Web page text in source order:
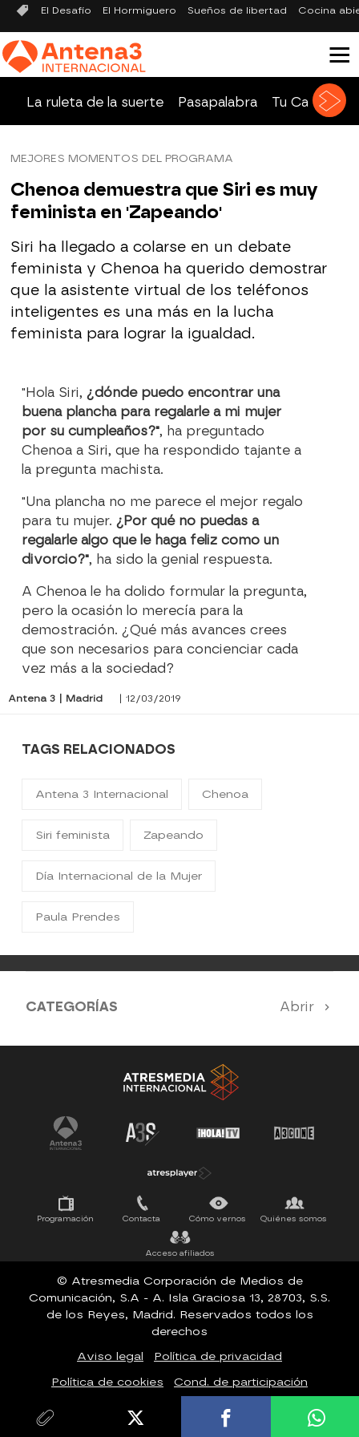
El Desafío El Hormiguero Sueños de libertad Cocina
La ruleta de la suerte Pasapalabra Tu Cara Me
MEJORES MOMENTOS DEL PROGRAMA
Chenoa demuestra que Siri es muy
feminista en 'Zapeando'
Siri ha llegado a colarse en un debate
feminista y Chenoa ha querido demostrar
que la asistente virtual de los teléfonos
inteligentes es una más en la lucha
feminista para lograr la igualdad.
"Hola Siri, ¿dónde puedo encontrar una
buena plancha para regalarle a mi mujer
por su cumpleaños?", ha preguntado
Chenoa a Siri, que ha respondido tajante a
la pregunta machista.
"Una plancha no me parece el mejor regalo
para tu mujer.¿Por qué no puedas a
regalarle algo que le haga feliz como un
divorcio?", ha sido la genial respuesta.
A Chenoa le ha dolido formular la pregunta,
pero la ocasión lo merecía para la
demostración. ¿Qué más avances crees
que son necesarios para concienciar cada
vez más a la sociedad?
Antena 3 | Madrid | 12/03/2019
TAGS RELACIONADOS
Antena 3 Internacional Chenoa
Siri feminista Zapeando
Día Internacional de la Mujer
Paula Prendes
CATEGORÍAS Abrir
Antena 3 Noticias El Hormiguero
Tu cara me suena Pasapalabra
Programación Contacta Cómo vernos Quiénes somos
Acceso afiliados
© Atresmedia Corporación de Medios de
Comunicación, S.A - A. Isla Graciosa 13, 28703, S.S.
de los Reyes, Madrid. Reservados todos los
derechos
Aviso legal
Política de privacidad
Política de cookies
Cond. de participación
Configuración de privacidad
Accesibilidad